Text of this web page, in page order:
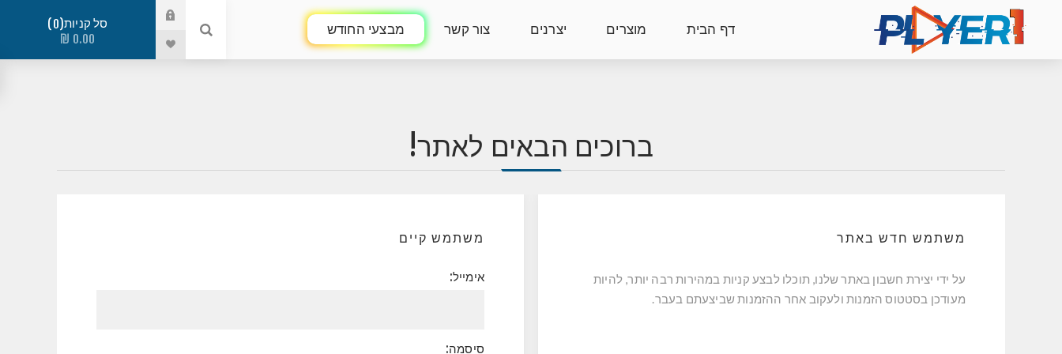
דף הבית מוצרים יצרנים צור קשר מבצעי החודש סל קניות 0
0.00 ₪
ברוכים הבאים לאתר!
משתמש חדש באתר
על ידי יצירת חשבון באתר שלנו, תוכלו לבצע קניות במהירות רבה יותר, להיות
מעודכן בסטטוס הזמנות ולעקוב אחר ההזמנות שביצעתם בעבר.
משתמש קיים
אימייל:
סיסמה: